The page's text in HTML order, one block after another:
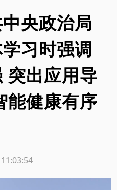
央政治局
习时强调
突出应用导
能健康有序